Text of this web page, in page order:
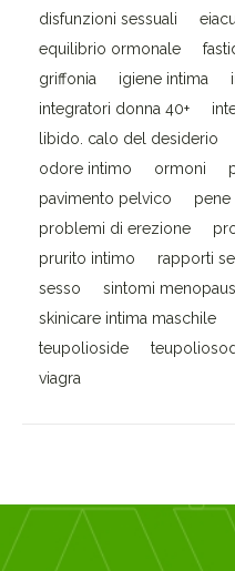
disfunzioni sessuali
equilibrio ormonale
griffonia
igiene intima
integratori donna 40+
libido. calo del desiderio
odore intimo
ormoni
pavimento pelvico
pene
problemi di erezione
prurito intimo
rapporti
sesso
sintomi
skinicare intima maschile
teupolioside
viagra